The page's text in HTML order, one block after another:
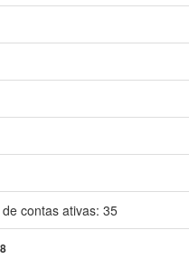
contas ativas: 35